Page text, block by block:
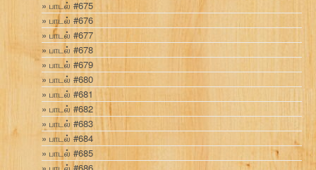
பாடல் #675
பாடல் #676
பாடல் #677
பாடல் #678
பாடல் #679
பாடல் #680
பாடல் #681
பாடல் #682
பாடல் #683
பாடல் #684
பாடல் #685